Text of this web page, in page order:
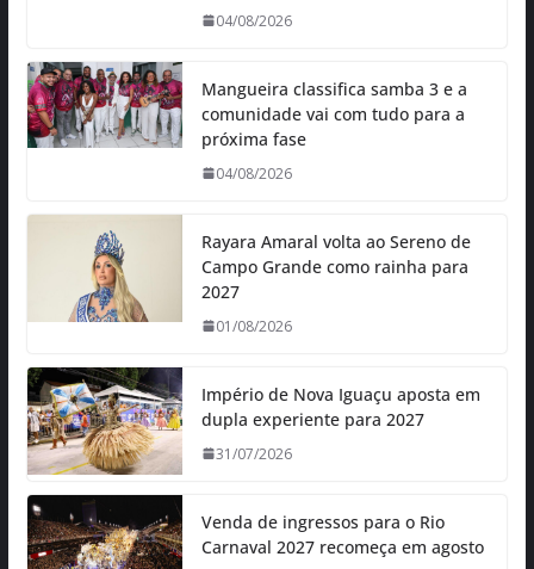
04/08/2026
Mangueira classifica samba 3 e a
comunidade vai com tudo para a
próxima fase
04/08/2026
Rayara Amaral volta ao Sereno de
Campo Grande como rainha para
2027
01/08/2026
Império de Nova Iguaçu aposta em
dupla experiente para 2027
31/07/2026
Venda de ingressos para o Rio
Carnaval 2027 recomeça em agosto